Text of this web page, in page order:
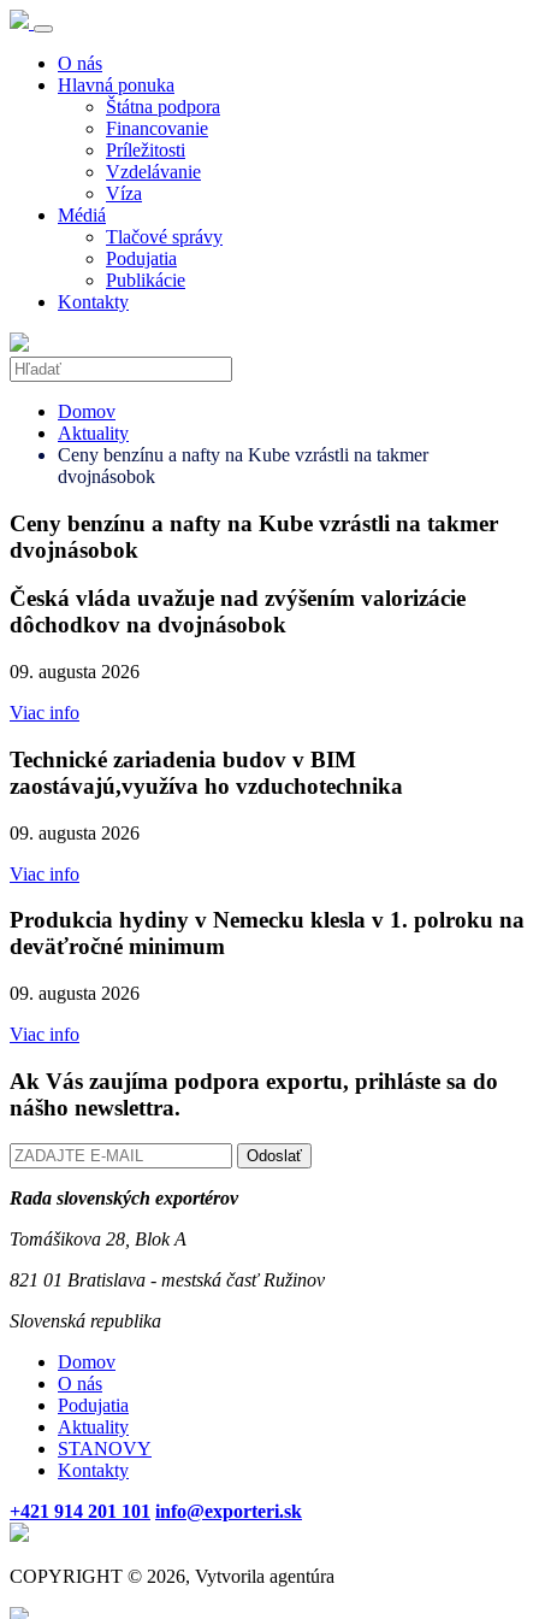
O nás
Hlavná ponuka
Štátna podpora
Financovanie
Príležitosti
Vzdelávanie
Víza
Médiá
Tlačové správy
Podujatia
Publikácie
Kontakty
Domov
Aktuality
Ceny benzínu a nafty na Kube vzrástli na takmer
dvojnásobok
Ceny benzínu a nafty na Kube vzrástli na takmer
dvojnásobok
Česká vláda uvažuje nad zvýšením valorizácie
dôchodkov na dvojnásobok
09. augusta 2026
Viac info
Technické zariadenia budov v BIM
zaostávajú,využíva ho vzduchotechnika
09. augusta 2026
Viac info
Produkcia hydiny v Nemecku klesla v 1. polroku na
deväťročné minimum
09. augusta 2026
Viac info
Ak Vás zaujíma podpora exportu, prihláste sa do
nášho newslettra.
Odoslať
Rada slovenských exportérov
Tomášikova 28, Blok A
821 01 Bratislava - mestská časť Ružinov
Slovenská republika
Domov
O nás
Podujatia
Aktuality
STANOVY
Kontakty
+421 914 201 101 info@exporteri.sk
COPYRIGHT © 2026, Vytvorila agentúra